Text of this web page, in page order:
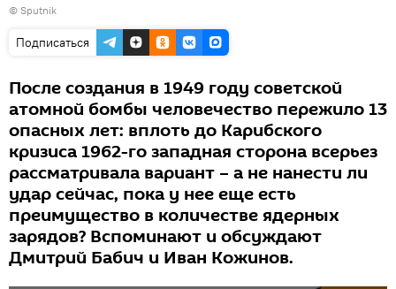
© Sputnik
Подписаться
После создания в 1949 году советской
атомной бомбы человечество пережило 13
опасных лет: вплоть до Карибского
кризиса 1962-го западная сторона всерьез
рассматривала вариант – а не нанести ли
удар сейчас, пока у нее еще есть
преимущество в количестве ядерных
зарядов? Вспоминают и обсуждают
Дмитрий Бабич и Иван Кожинов.